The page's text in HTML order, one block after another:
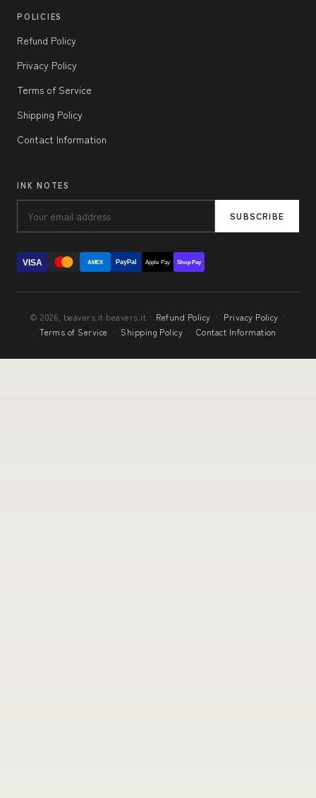
POLICIES
Refund Policy
Privacy Policy
Terms of Service
Shipping Policy
Contact Information
INK NOTES
SUBSCRIBE
VISA AMEX PayPal Apple Pay Shop Pay
© 2026, beavers.it beavers.it · Refund Policy · Privacy Policy ·
Terms of Service · Shipping Policy · Contact Information